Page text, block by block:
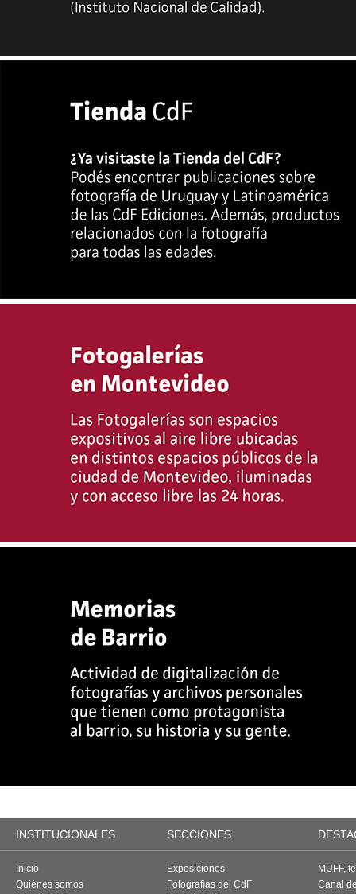
INSTITUCIONALES SECCIONES
Inicio
Quiénes somos
Exposiciones
Fotografías del CdF
MUFF,
Canal